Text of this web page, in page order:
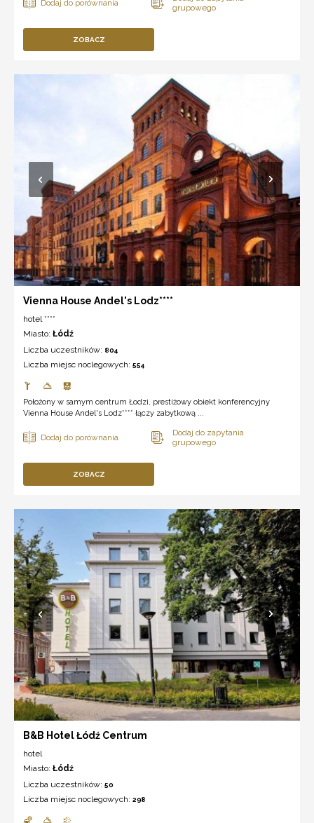
ZOBACZ
Vienna House Andel's Lodz****
hotel ****
Miasto: Łódź
Liczba uczestników: 804
Liczba miejsc noclegowych: 554
Położony w samym centrum Łodzi, prestiżowy obiekt konferencyjny
Vienna House Andel's Lodz**** łączy zabytkową ...
ZOBACZ
B&B Hotel Łódź Centrum
hotel
Miasto: Łódź
Liczba uczestników: 50
Liczba miejsc noclegowych: 298